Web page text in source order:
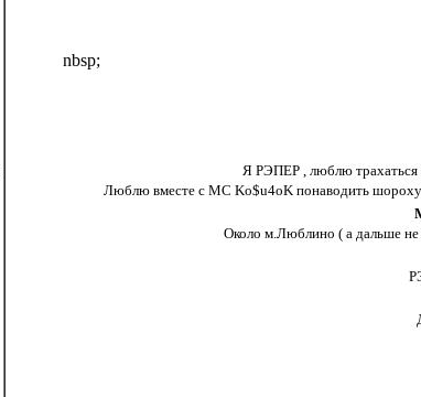
Я РЭПЕР , люблю трахаться
Люблю вместе с MC Ko$u4oK понаводить
Около м.Люблино ( а дальше не
nbsp;